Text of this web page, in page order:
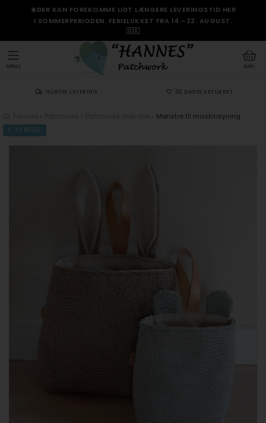
☀️DER KAN FOREKOMME LIDT LÆNGERE LEVERINGSTID HER
I SOMMERPERIODEN. FERIELUKKET FRA 14.–22. AUGUST.
🇩🇰
KURV
MENU
HURTIG LEVERING 30 DAGES RETURRET
Mønstre til maskinsyning
TILBAGE